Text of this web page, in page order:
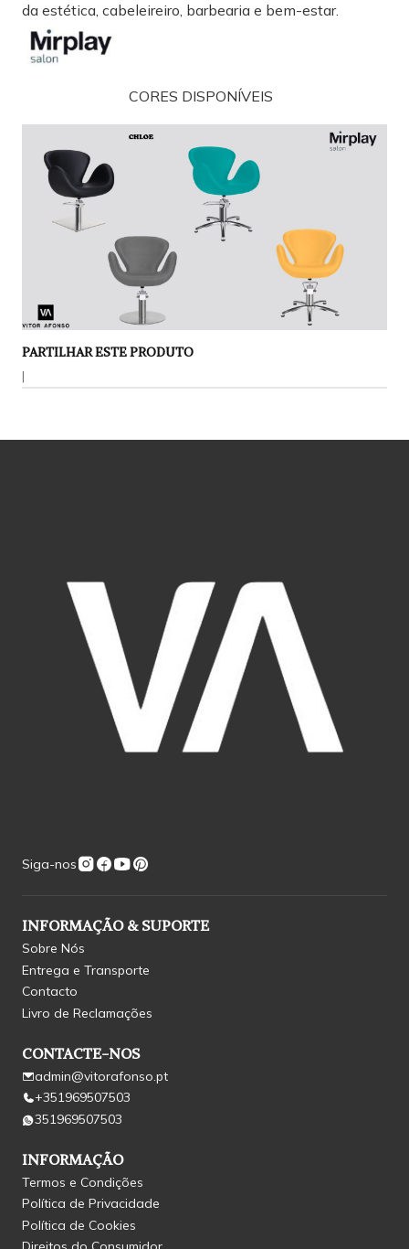
da estética, cabeleireiro, barbearia e bem-estar.
CORES DISPONÍVEIS
PARTILHAR ESTE PRODUTO
|
Siga-nos
INFORMAÇÃO & SUPORTE
Sobre Nós
Entrega e Transporte
Contacto
Livro de Reclamações
CONTACTE-NOS
admin@vitorafonso.pt
+351969507503
351969507503
INFORMAÇÃO
Termos e Condições
Política de Privacidade
Política de Cookies